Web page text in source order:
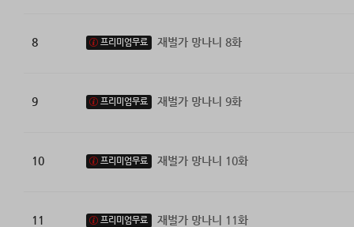
8 프리미엄무료 재벌가 망나니 8화
9 프리미엄무료 재벌가 망나니 9화
10 프리미엄무료 재벌가 망나니 10화
11 프리미엄무료 재벌가 망나니 11화